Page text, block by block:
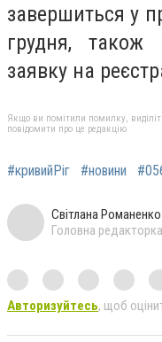
завершиться у
грудня, також
заявку на
Якщо ви помітили помилку,
повідомити про це редакцію
#кривийРіг #новини
Світлана Романенко
Головна
Авторизуйтесь, щоб